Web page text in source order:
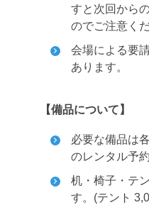
すと次回から
のでご注意くだ
会場による要
あります。
【備品について】
必要な備品は
のレンタル予
机・椅子・テ
す。(テント